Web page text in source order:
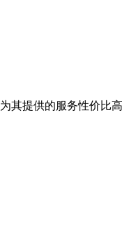
其提供的服务性价比